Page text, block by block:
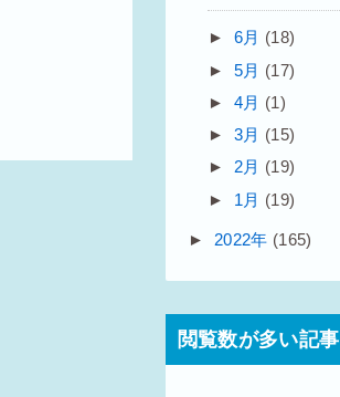
► 6月 (18)
► 5月 (17)
► 4月 (1)
► 3月 (15)
► 2月 (19)
► 1月 (19)
► 2022年 (165)
閲覧数が多い記事